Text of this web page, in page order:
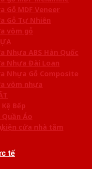
Gỗ MDF Veneer
Gỗ Tự Nhiên
vòm gỗ
Nhựa ABS Hàn Quốc
Nhựa Đài Loan
Nhựa Gỗ Composite
vòm nhựa
Kệ Bếp
Quần Áo
kiện cửa nhà tắm
tế